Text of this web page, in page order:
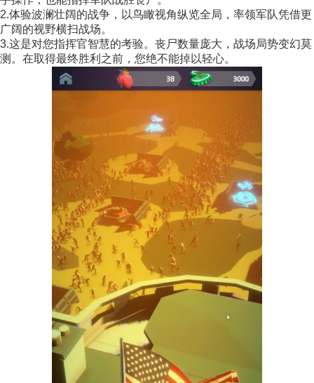
2.体验波澜壮阔的战争，以鸟瞰视角纵览全局，率领军队凭借更
广阔的视野横扫战场。
3.这是对您指挥官智慧的考验。丧尸数量庞大，战场局势变幻莫
测。在取得最终胜利之前，您绝不能掉以轻心。